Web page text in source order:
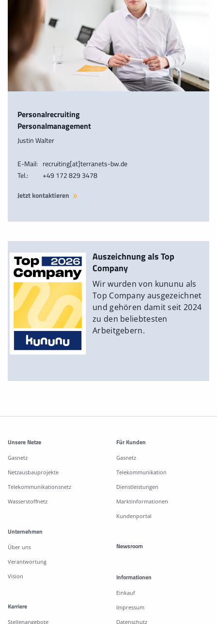
Personalrecruiting
Personalmanagement
Justin Walter
E-Mail: recruiting[at]terranets-bw.de
Tel.:
+49 172 829 3478
Jetzt kontaktieren
Auszeichnung als Top
Company
Wir wurden von kununu als
Top Company ausgezeichnet
und gehören damit seit 2024
zu den beliebtesten
Arbeitgebern.
Weitere Informationen
Unsere Netze
Gasnetz
Netzausbauprojekte
Telekommunikationsnetz
Wasserstoffnetz
Für Kunden
Gasnetz
Telekommunikation
Dienstleistungen
Marktinformationen
Kundenportal
Unternehmen
Über uns
Verantwortung
Vision
Karriere
Stellenangebote
Newsroom
Informationen
Einkauf
Impressum
Datenschutz